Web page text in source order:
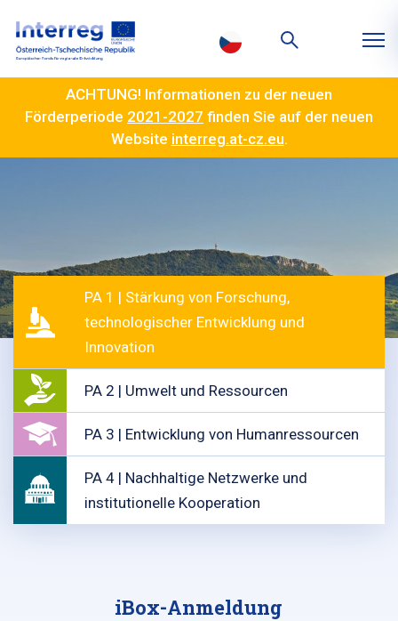
ACHTUNG! Informationen zu der neuen
Förderperiode 2021-2027 finden Sie auf der neuen
Website interreg.at-cz.eu.
PA 1 | Stärkung von Forschung,
technologischer Entwicklung und
Innovation
PA 2 | Umwelt und Ressourcen
PA 3 | Entwicklung von Humanressourcen
PA 4 | Nachhaltige Netzwerke und
institutionelle Kooperation
iBox-Anmeldung